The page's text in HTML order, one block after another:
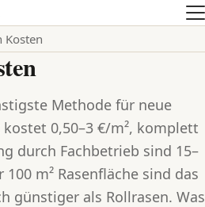
Kosten
Methode für neue
0,50–3 €/m², komplett
durch Fachbetrieb sind 15–
m² Rasenfläche sind das
günstiger als Rollrasen. Was